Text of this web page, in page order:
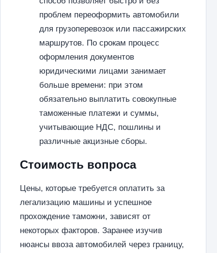
проблем переоформить автомобили
для грузоперевозок или пассажирских
маршрутов. По срокам процесс
оформления документов
юридическими лицами занимает
больше времени: при этом
обязательно выплатить совокупные
таможенные платежи и суммы,
учитывающие НДС, пошлины и
различные акцизные сборы.
Стоимость вопроса
Цены, которые требуется оплатить за
легализацию машины и успешное
прохождение таможни, зависят от
некоторых факторов. Заранее изучив
нюансы ввоза автомобилей через границу,